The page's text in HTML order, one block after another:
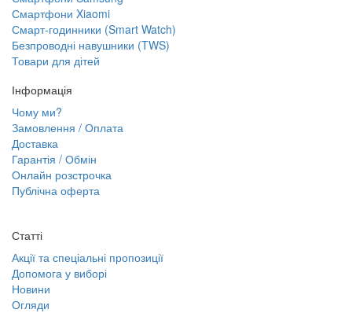
Смартфони Xiaomi
Смарт-годинники (Smart Watch)
Безпроводні навушники (TWS)
Товари для дітей
Інформація
Чому ми?
Замовлення / Оплата
Доставка
Гарантія / Обмін
Онлайн розстрочка
Публічна оферта
Статті
Акції та спеціальні пропозиції
Допомога у виборі
Новини
Огляди